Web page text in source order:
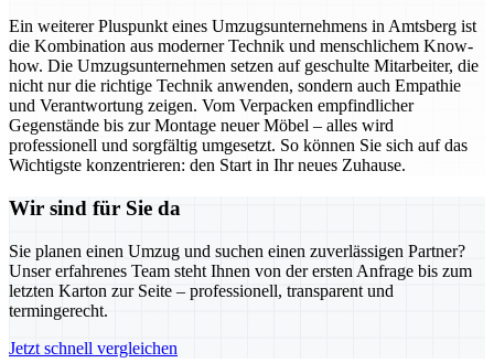
Ein weiterer Pluspunkt eines Umzugsunternehmens in Amtsberg ist
die Kombination aus moderner Technik und menschlichem Know-
how. Die Umzugsunternehmen setzen auf geschulte Mitarbeiter, die
nicht nur die richtige Technik anwenden, sondern auch Empathie
und Verantwortung zeigen. Vom Verpacken empfindlicher
Gegenstände bis zur Montage neuer Möbel – alles wird
professionell und sorgfältig umgesetzt. So können Sie sich auf das
Wichtigste konzentrieren: den Start in Ihr neues Zuhause.
Wir sind für Sie da
Sie planen einen Umzug und suchen einen zuverlässigen Partner?
Unser erfahrenes Team steht Ihnen von der ersten Anfrage bis zum
letzten Karton zur Seite – professionell, transparent und
termingerecht.
Jetzt schnell vergleichen